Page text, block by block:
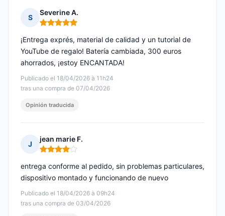
S
Severine A.
Nota: 5 de 5
Publicado el 18/04/2026 à 11h24
tras una compra de 07/04/2026
¡Entrega exprés, material de calidad y un tutorial de
YouTube de regalo! Batería cambiada, 300 euros
ahorrados, ¡estoy ENCANTADA!
Opinión traducida
J
jean marie F.
Nota: 4 de 5
Publicado el 18/04/2026 à 09h24
tras una compra de 03/04/2026
entrega conforme al pedido, sin problemas particulares,
dispositivo montado y funcionando de nuevo